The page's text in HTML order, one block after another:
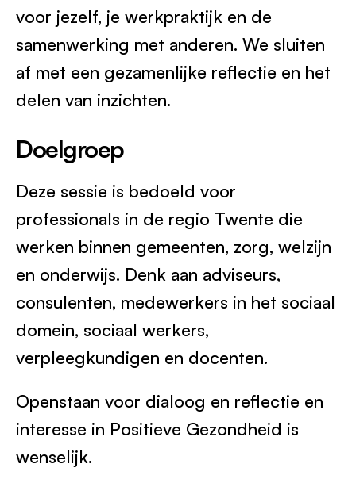
voor jezelf, je werkpraktijk en de
samenwerking met anderen. We sluiten
af met een gezamenlijke reflectie en het
delen van inzichten.
Doelgroep
Deze sessie is bedoeld voor
professionals in de regio Twente die
werken binnen gemeenten, zorg, welzijn
en onderwijs. Denk aan adviseurs,
consulenten, medewerkers in het sociaal
domein, sociaal werkers,
verpleegkundigen en docenten.
Openstaan voor dialoog en reflectie en
interesse in Positieve Gezondheid is
wenselijk.